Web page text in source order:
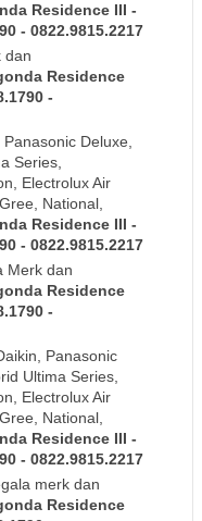
Residence III -
- 0822.9815.2217
dan
Residence
-
Deluxe,
Series,
Electrolux Air
National,
Residence III -
- 0822.9815.2217
Merk dan
Residence
-
Panasonic
Ultima Series,
Electrolux Air
National,
Residence III -
- 0822.9815.2217
merk dan
Residence